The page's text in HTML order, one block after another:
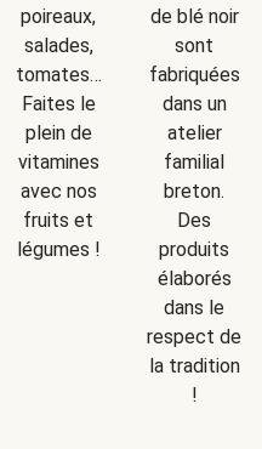
poireaux,
salades,
tomates…
Faites le
plein de
vitamines
avec nos
fruits et
légumes !
de blé noir
sont
fabriquées
dans un
atelier
familial
breton.
Des
produits
élaborés
dans le
respect de
la tradition
!